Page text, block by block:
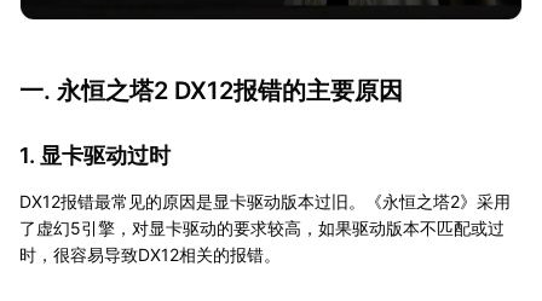
一. 永恒之塔2 DX12报错的主要原因
1. 显卡驱动过时
DX12报错最常见的原因是显卡驱动版本过旧。《永恒之塔2》采用
了虚幻5引擎，对显卡驱动的要求较高，如果驱动版本不匹配或过
时，很容易导致DX12相关的报错。